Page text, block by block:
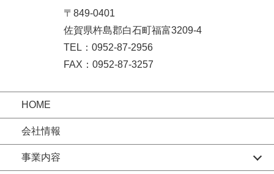
〒849-0401
佐賀県杵島郡白石町福富3209-4
TEL：0952-87-2956
FAX：0952-87-3257
HOME
会社情報
事業内容